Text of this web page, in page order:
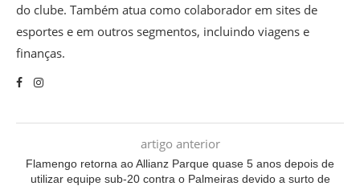
do clube. Também atua como colaborador em sites de
esportes e em outros segmentos, incluindo viagens e
finanças.
artigo anterior
Flamengo retorna ao Allianz Parque quase 5 anos depois de
utilizar equipe sub-20 contra o Palmeiras devido a surto de